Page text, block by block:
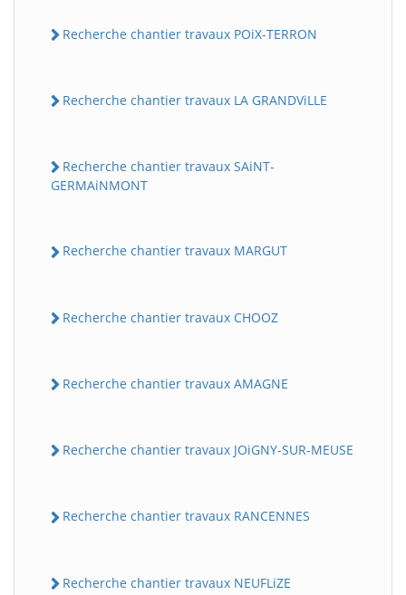
Recherche chantier travaux POiX-TERRON
Recherche chantier travaux LA GRANDViLLE
Recherche chantier travaux SAiNT-
GERMAiNMONT
Recherche chantier travaux MARGUT
Recherche chantier travaux CHOOZ
Recherche chantier travaux AMAGNE
Recherche chantier travaux JOiGNY-SUR-MEUSE
Recherche chantier travaux RANCENNES
Recherche chantier travaux NEUFLiZE